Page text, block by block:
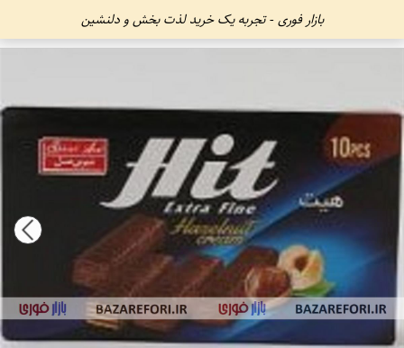
بازار فوری - تجربه یک خرید لذت بخش و دلنشین